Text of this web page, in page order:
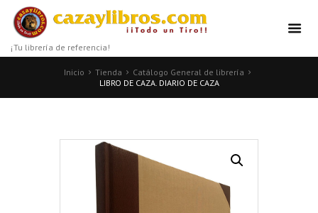
¡Tu librería de referencia!
Inicio Tienda
Catálogo General de librería
LIBRO DE CAZA. DIARIO DE CAZA